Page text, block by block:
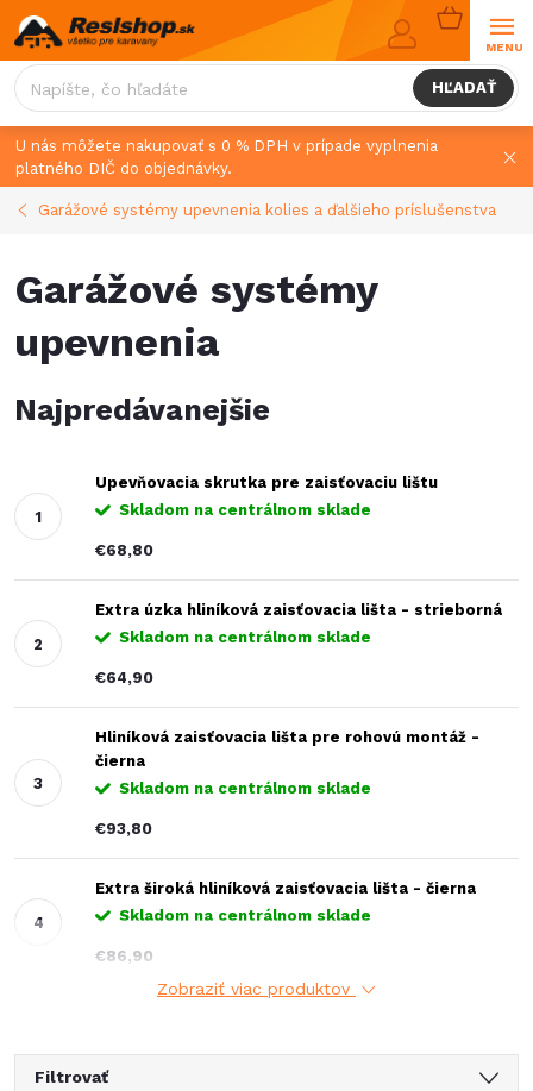
Prejsť
na
obsah
HĽADAŤ
KOŠÍK
U nás môžete nakupovať s 0 % DPH v prípade vyplnenia
platného DIČ do objednávky.
Garážové systémy upevnenia kolies a ďalšieho príslušenstva
Garážové systémy
upevnenia
Najpredávanejšie
Upevňovacia skrutka pre zaisťovaciu lištu
Skladom na centrálnom sklade
€68,80
Extra úzka hliníková zaisťovacia lišta - strieborná
Skladom na centrálnom sklade
€64,90
Hliníková zaisťovacia lišta pre rohovú montáž -
čierna
Skladom na centrálnom sklade
€93,80
Extra široká hliníková zaisťovacia lišta - čierna
Skladom na centrálnom sklade
€86,90
Zobraziť viac produktov
Filtrovať